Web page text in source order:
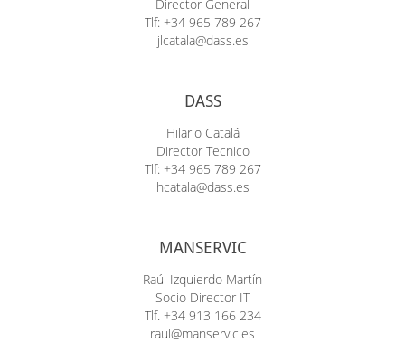
Director General
Tlf: +34 965 789 267
jlcatala@dass.es
DASS
Hilario Catalá
Director Tecnico
Tlf: +34 965 789 267
hcatala@dass.es
MANSERVIC
Raúl Izquierdo Martín
Socio Director IT
Tlf. +34 913 166 234
raul@manservic.es